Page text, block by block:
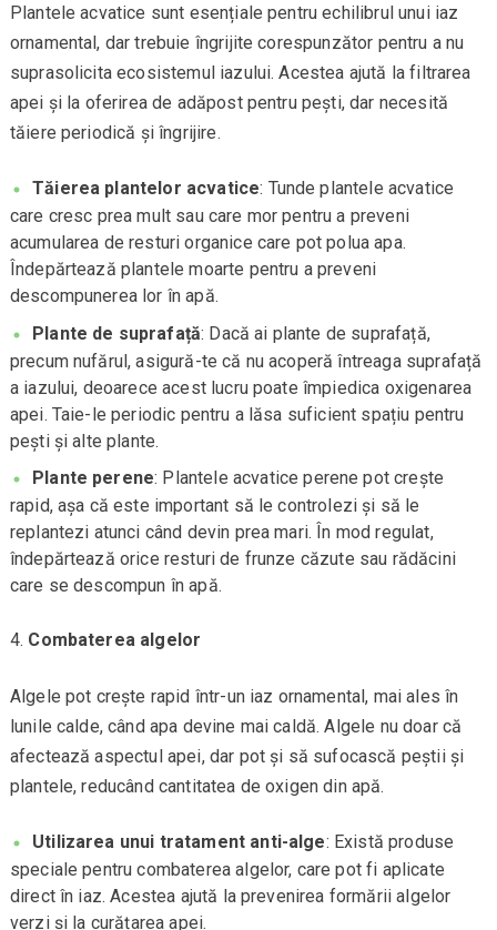
Plantele acvatice sunt esențiale pentru echilibrul unui iaz
ornamental, dar trebuie îngrijite corespunzător pentru a nu
suprasolicita ecosistemul iazului. Acestea ajută la filtrarea
apei și la oferirea de adăpost pentru pești, dar necesită
tăiere periodică și îngrijire.
Tăierea plantelor acvatice: Tunde plantele acvatice
care cresc prea mult sau care mor pentru a preveni
acumularea de resturi organice care pot polua apa.
Îndepărtează plantele moarte pentru a preveni
descompunerea lor în apă.
Plante de suprafață: Dacă ai plante de suprafață,
precum nufărul, asigură-te că nu acoperă întreaga suprafață
a iazului, deoarece acest lucru poate împiedica oxigenarea
apei. Taie-le periodic pentru a lăsa suficient spațiu pentru
pești și alte plante.
Plante perene: Plantele acvatice perene pot crește
rapid, așa că este important să le controlezi și să le
replantezi atunci când devin prea mari. În mod regulat,
îndepărtează orice resturi de frunze căzute sau rădăcini
care se descompun în apă.
Combaterea algelor
Algele pot crește rapid într-un iaz ornamental, mai ales în
lunile calde, când apa devine mai caldă. Algele nu doar că
afectează aspectul apei, dar pot și să sufocască peștii și
plantele, reducând cantitatea de oxigen din apă.
Utilizarea unui tratament anti-alge: Există produse
speciale pentru combaterea algelor, care pot fi aplicate
direct în iaz. Acestea ajută la prevenirea formării algelor
verzi și la curățarea apei.